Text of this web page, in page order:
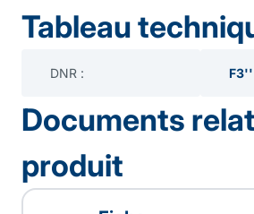
Tableau
DNR : F3''
Documents
produit